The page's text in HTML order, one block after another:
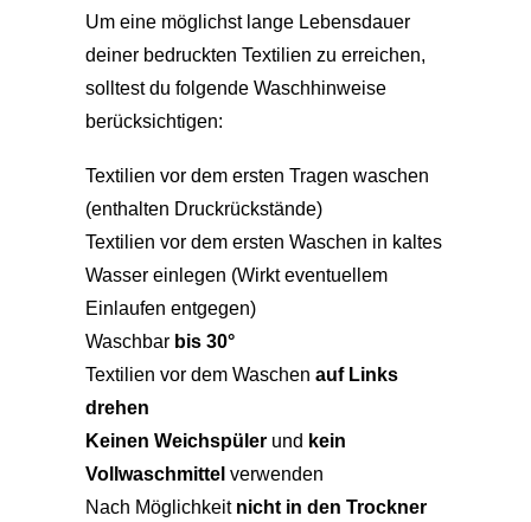
Um eine möglichst lange Lebensdauer
deiner bedruckten Textilien zu erreichen,
solltest du folgende Waschhinweise
berücksichtigen:
Textilien vor dem ersten Tragen waschen
(enthalten Druckrückstände)
Textilien vor dem ersten Waschen in kaltes
Wasser einlegen (Wirkt eventuellem
Einlaufen entgegen)
Waschbar bis 30°
Textilien vor dem Waschen auf Links
drehen
Keinen Weichspüler und kein
Vollwaschmittel verwenden
Nach Möglichkeit nicht in den Trockner